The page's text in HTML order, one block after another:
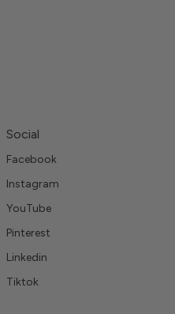
Social
Facebook
Instagram
YouTube
Pinterest
Linkedin
Tiktok